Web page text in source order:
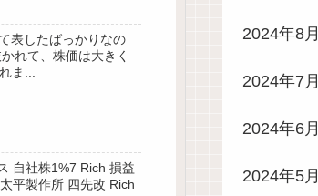
表したばっかりなの
れて、株価は大きく
ま...
自社株1%7 Rich 損益
平製作所 四先改 Rich
2024年8月
2024年7月
2024年6月
2024年5月